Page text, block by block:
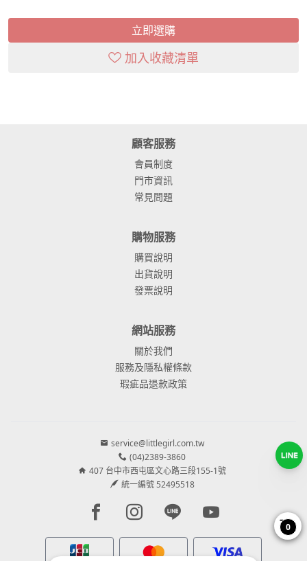
立即選購
加入收藏清單
顧客服務
會員制度
門市資訊
常見問題
購物服務
購買說明
出貨說明
發票說明
網站服務
關於我們
服務及隱私權條款
瑕疵品退款政策
service@littlegirl.com.tw
(04)2389-3860
407 台中市西屯區文心路三段155-1號
統一編號 52495518
Facebook page
Instagram page
Line pageYoutube page
0